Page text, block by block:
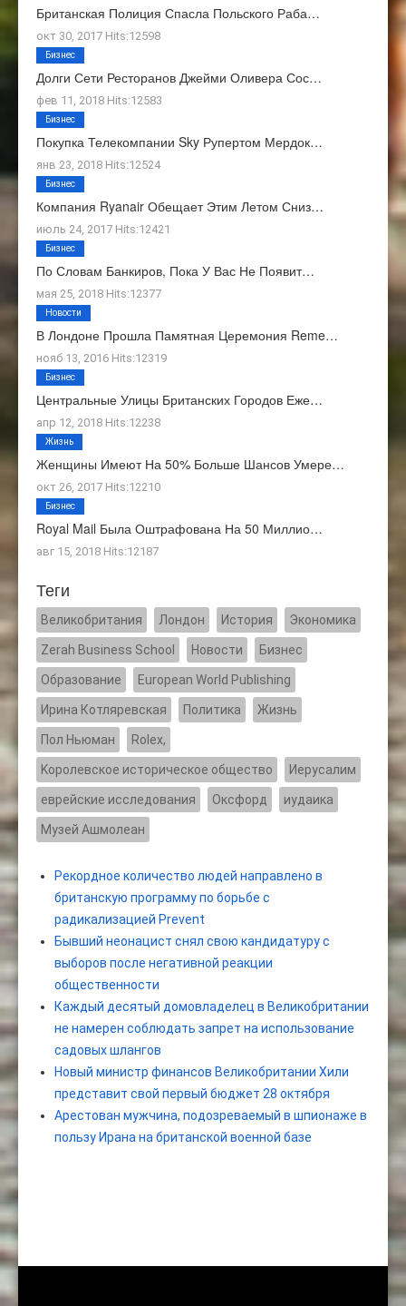
Британская Полиция Спасла Польского Раба…
окт 30, 2017 Hits:12598
Долги Сети Ресторанов Джейми Оливера Сос…
фев 11, 2018 Hits:12583
Бизнес
Покупка Телекомпании Sky Рупертом Мердок…
янв 23, 2018 Hits:12524
Бизнес
Компания Ryanair Обещает Этим Летом Сниз…
июль 24, 2017 Hits:12421
Бизнес
По Словам Банкиров, Пока У Вас Не Появит…
мая 25, 2018 Hits:12377
Бизнес
В Лондоне Прошла Памятная Церемония Reme…
нояб 13, 2016 Hits:12319
Новости
Центральные Улицы Британских Городов Еже…
апр 12, 2018 Hits:12238
Бизнес
Женщины Имеют На 50% Больше Шансов Умере…
окт 26, 2017 Hits:12210
Жизнь
Royal Mail Была Оштрафована На 50 Миллио…
авг 15, 2018 Hits:12187
Бизнес
Теги
Великобритания Лондон История Экономика
Zerah Business School Новости Бизнес
Образование European World Publishing
Ирина Котляревская Политика Жизнь
Пол Ньюман Rolex,
Kоролевское историческое общество Иерусалим
еврейские исследования Оксфорд иудаика
Музей Ашмолеан
Рекордное количество людей направлено в
британскую программу по борьбе с
радикализацией Prevent
Бывший неонацист снял свою кандидатуру с
выборов после негативной реакции
общественности
Каждый десятый домовладелец в Великобритании
не намерен соблюдать запрет на использование
садовых шлангов
Новый министр финансов Великобритании Хили
представит свой первый бюджет 28 октября
Арестован мужчина, подозреваемый в шпионаже в
пользу Ирана на британской военной базе